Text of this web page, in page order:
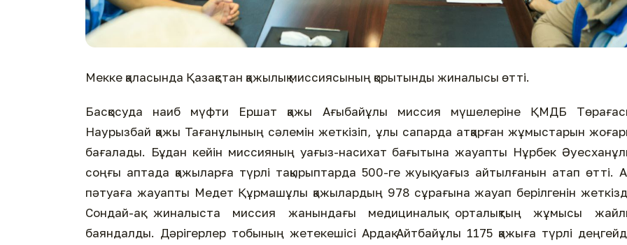
Мекке қаласында Қазақстан қажылық миссиясының қорытынды жиналысы өтті.
Басқосуда наиб мүфти Ершат қажы Ағыбайұлы миссия мүшелеріне ҚМДБ
Наурызбай қажы Тағанұлының сәлемін жеткізіп, ұлы сапарда атқарған жұмыстарын
бағалады. Бұдан кейін миссияның уағыз-насихат бағытына жауапты Нұрбек
соңғы аптада қажыларға түрлі тақырыптарда 500-ге жуық уағыз айтылғанын атап өтті.
пәтуаға жауапты Медет Құрмашұлы қажылардың 978 сұрағына жауап берілгенін
Сондай-ақ жиналыста миссия жанындағы медициналық орталықтың жұмысы
баяндалды. Дәрігерлер тобының жетекешісі Ардақ Айтбайұлы 1175 қажыға түрлі